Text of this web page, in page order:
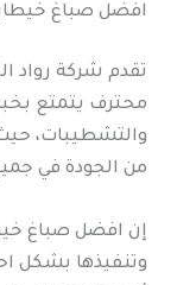
افضل صباغ
تقدم شركة رواد
محترف يتمتع
والتشطيبات،
من الجودة في
إن افضل صباغ
وتنفيذها بشكل